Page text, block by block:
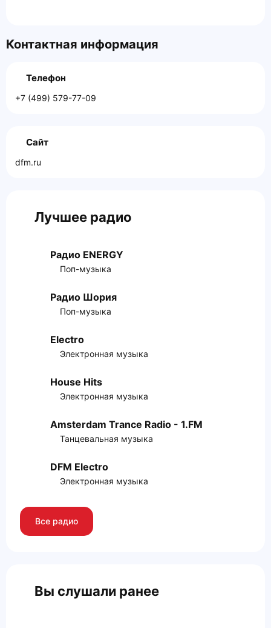
Контактная информация
Телефон
+7 (499) 579-77-09
Сайт
dfm.ru
Лучшее радио
Радио ENERGY
Поп-музыка
Радио Шория
Поп-музыка
Electro
Электронная музыка
House Hits
Электронная музыка
Amsterdam Trance Radio - 1.FM
Танцевальная музыка
DFM Electro
Электронная музыка
Все радио
Вы слушали ранее